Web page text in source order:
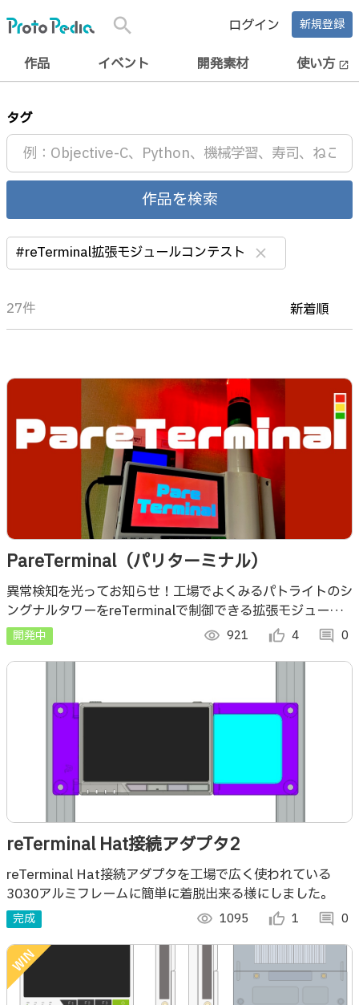
search ログイン 新規登録
作品 イベント 開発素材 使い方 open_in_new
タグ
作品を検索
#reTerminal拡張モジュールコンテスト clear
27件 新着順
PareTerminal（パリターミナル）
異常検知を光ってお知らせ！工場でよくみるパトライトのシ
ングナルタワーをreTerminalで制御できる拡張モジュール
です。家でノイズキャンセリングイヤホンをしていても、宅
配の訪問を見逃しません！
開発中 visibility 921 thumb_up_alt 4 comment 0
reTerminal Hat接続アダプタ2
reTerminal Hat接続アダプタを工場で広く使われている
3030アルミフレームに簡単に着脱出来る様にしました。
完成 visibility 1095 thumb_up_alt 1 comment 0